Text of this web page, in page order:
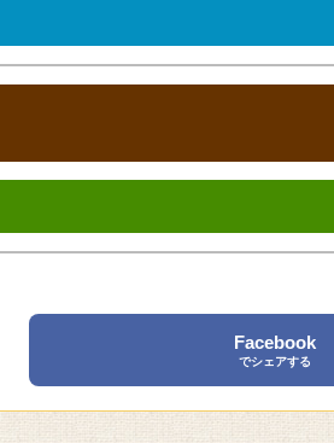
Facebook
でシェアする